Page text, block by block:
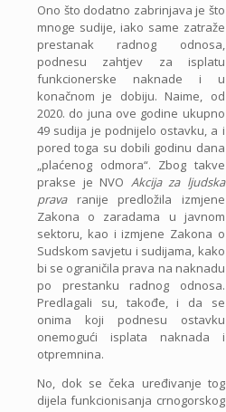
Ono što dodatno zabrinjava je što
mnoge sudije, iako same zatraže
prestanak radnog odnosa,
podnesu zahtjev za isplatu
funkcionerske naknade i u
konačnom je dobiju. Naime, od
2020. do juna ove godine ukupno
49 sudija je podnijelo ostavku, a i
pored toga su dobili godinu dana
„plaćenog odmora“. Zbog takve
prakse je NVO Akcija za ljudska
pravaranije predložila izmjene
Zakona o zaradama u javnom
sektoru, kao i izmjene Zakona o
Sudskom savjetu i sudijama, kako
bi se ograničila prava na naknadu
po prestanku radnog odnosa.
Predlagali su, takođe, i da se
onima koji podnesu ostavku
onemogući isplata naknada i
otpremnina.
No, dok se čeka uređivanje tog
dijela funkcionisanja crnogorskog